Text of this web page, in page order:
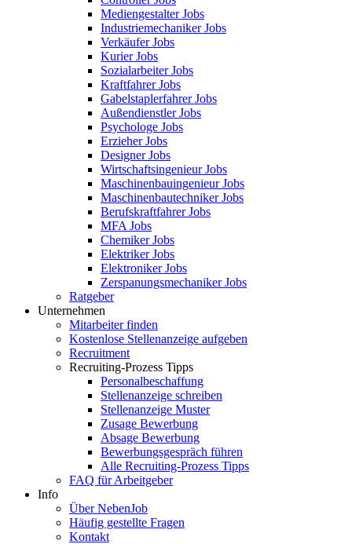
Mediengestalter Jobs
Industriemechaniker Jobs
Verkäufer Jobs
Kurier Jobs
Sozialarbeiter Jobs
Kraftfahrer Jobs
Gabelstaplerfahrer Jobs
Außendienstler Jobs
Psychologe Jobs
Erzieher Jobs
Designer Jobs
Wirtschaftsingenieur Jobs
Maschinenbauingenieur Jobs
Maschinenbautechniker Jobs
Berufskraftfahrer Jobs
MFA Jobs
Chemiker Jobs
Elektriker Jobs
Elektroniker Jobs
Zerspanungsmechaniker Jobs
Ratgeber
Unternehmen
Mitarbeiter finden
Kostenlose Stellenanzeige aufgeben
Recruitment
Recruiting-Prozess Tipps
Personalbeschaffung
Stellenanzeige schreiben
Stellenanzeige Muster
Zusage Bewerbung
Absage Bewerbung
Bewerbungsgespräch führen
Alle Recruiting-Prozess Tipps
FAQ für Arbeitgeber
Info
Über NebenJob
Häufig gestellte Fragen
Kontakt